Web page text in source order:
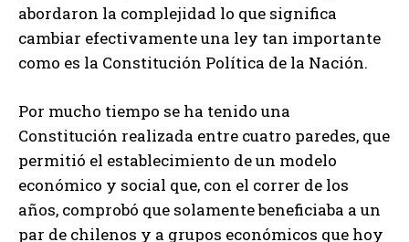
abordaron la complejidad lo que significa
cambiar efectivamente una ley tan importante
como es la Constitución Política de la Nación.
Por mucho tiempo se ha tenido una
Constitución realizada entre cuatro paredes, que
permitió el establecimiento de un modelo
económico y social que, con el correr de los
años, comprobó que solamente beneficiaba a un
par de chilenos y a grupos económicos que hoy